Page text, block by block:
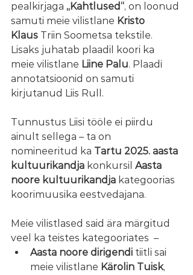
pealkirjaga „Kahtlused“, on loonud
samuti meie vilistlane Kristo
Klaus Triin Soometsa tekstile.
Lisaks juhatab plaadil koori ka
meie vilistlane Liine Palu. Plaadi
annotatsioonid on samuti
kirjutanud Liis Rull.
Tunnustus Liisi tööle ei piirdu
ainult sellega – ta on
nomineeritud ka Tartu 2025. aasta
kultuurikandja konkursil Aasta
noore kultuurikandja kategoorias
koorimuusika eestvedajana.
Meie vilistlased said ära märgitud
veel ka teistes kategooriates  –
Aasta noore dirigendi tiitli sai
meie vilistlane Kärolin Tuisk,